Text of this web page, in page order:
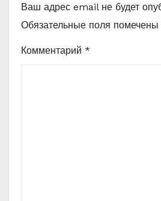
Ваш адрес email не будет
Обязательные поля помечены
Комментарий *